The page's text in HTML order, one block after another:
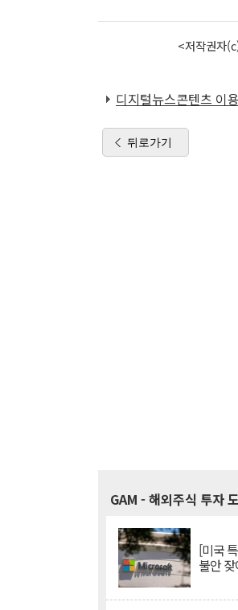
<저작권자
디지털뉴스콘텐츠 이
뒤로가기
GAM - 해외주식 투자
[미국
불안